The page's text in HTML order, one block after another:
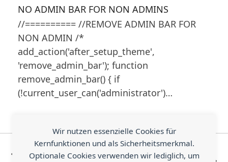
Wir nutzen essenzielle Cookies für
Kernfunktionen und als Sicherheitsmerkmal.
Optionale Cookies verwenden wir lediglich, um
NO ADMIN BAR FOR NON ADMINS
//========== //REMOVE ADMIN BAR FOR
NON ADMIN /*
add_action('after_setup_theme',
'remove_admin_bar'); function
remove_admin_bar() { if
(!current_user_can('administrator')…
Better Arrow Icons for
the Carousel Modules
Remove
Microsoft